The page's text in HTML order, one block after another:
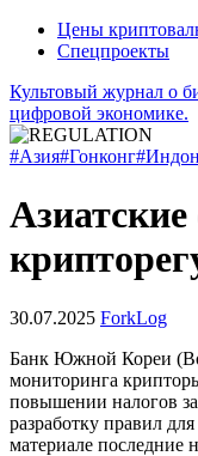
Цены
Спецпроекты
Культовый журнал о
цифровой экономике.
#Азия#Гонконг
30.07.2025 ForkLog
Банк Южной Кореи
мониторинга
повышении налогов
разработку правил
материале последние